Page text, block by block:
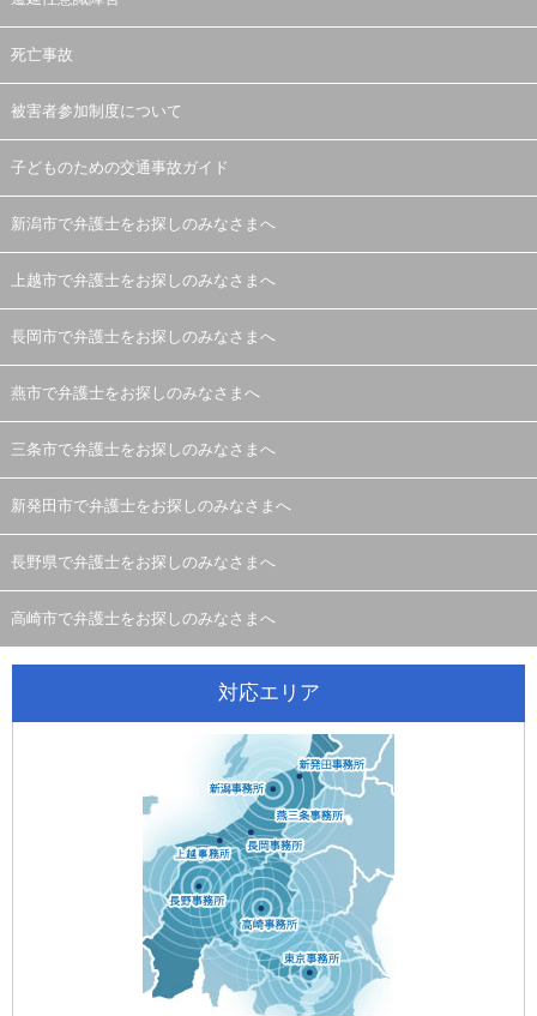
死亡事故
被害者参加制度について
子どものための交通事故ガイド
新潟市で弁護士をお探しのみなさまへ
上越市で弁護士をお探しのみなさまへ
長岡市で弁護士をお探しのみなさまへ
燕市で弁護士をお探しのみなさまへ
三条市で弁護士をお探しのみなさまへ
新発田市で弁護士をお探しのみなさまへ
長野県で弁護士をお探しのみなさまへ
高崎市で弁護士をお探しのみなさまへ
対応エリア